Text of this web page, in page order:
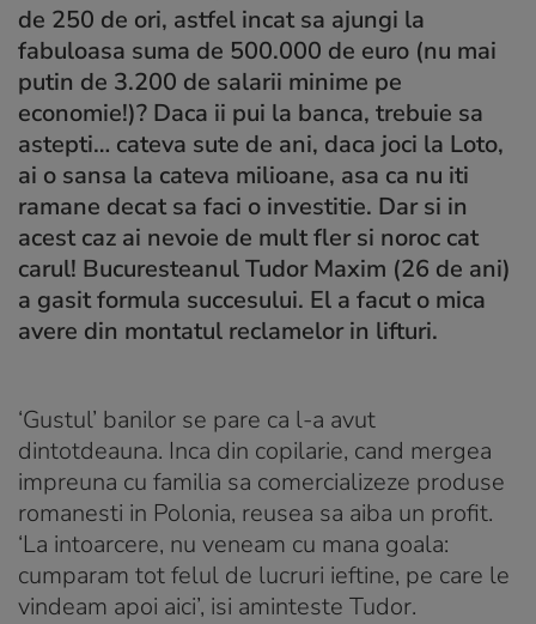
de 250 de ori, astfel incat sa ajungi la
fabuloasa suma de 500.000 de euro (nu mai
putin de 3.200 de salarii minime pe
economie!)? Daca ii pui la banca, trebuie sa
astepti… cateva sute de ani, daca joci la Loto,
ai o sansa la cateva milioane, asa ca nu iti
ramane decat sa faci o investitie. Dar si in
acest caz ai nevoie de mult fler si noroc cat
carul! Bucuresteanul Tudor Maxim (26 de ani)
a gasit formula succesului. El a facut o mica
avere din montatul reclamelor in lifturi.
‘Gustul’ banilor se pare ca l-a avut
dintotdeauna. Inca din copilarie, cand mergea
impreuna cu familia sa comercializeze produse
romanesti in Polonia, reusea sa aiba un profit.
‘La intoarcere, nu veneam cu mana goala:
cumparam tot felul de lucruri ieftine, pe care le
vindeam apoi aici’, isi aminteste Tudor.